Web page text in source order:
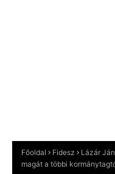
Főoldal Fidesz
Lázár
magát a többi